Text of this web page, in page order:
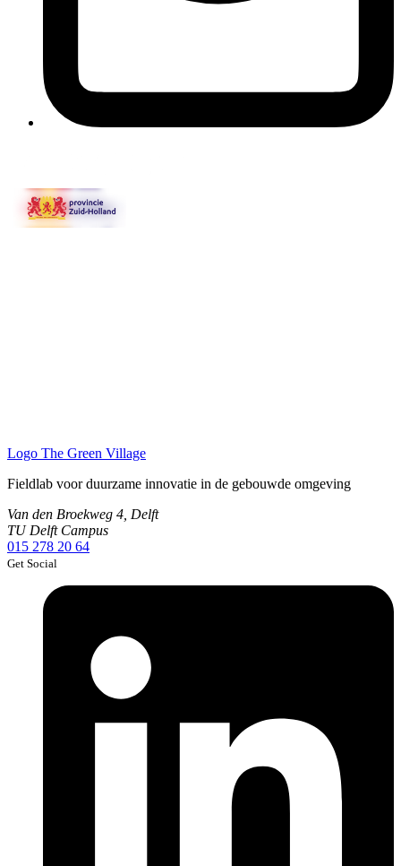
Logo The Green Village
Fieldlab voor duurzame innovatie in de gebouwde omgeving
Van den Broekweg 4, Delft
TU Delft Campus
015 278 20 64
Get Social